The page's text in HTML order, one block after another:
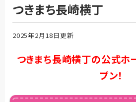
つきまち長崎横丁
2025年2月18日更新
つきまち長崎横丁の公式ホ
プン！